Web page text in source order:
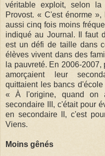
véritable exploit, selon
Provost. « C'est énorme
aussi cinq fois moins
indiqué au Journal. Il faut
est un défi de taille dans
élèves vivent dans des
la pauvreté. En 2006-
amorçaient leur
quittaient les bancs
« À l'origine, quand on
secondaire III, c'était pour
en secondaire II, c'est
Viens.
Moins gênés